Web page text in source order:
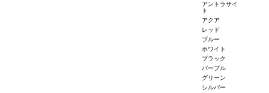
アントラサイ
ト
アクア
レッド
ブルー
ホワイト
ブラック
パープル
グリーン
シルバー